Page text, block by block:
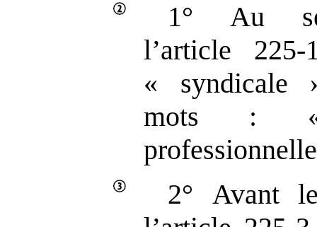
1° Au
l’article
« syndicale
mots : «
2° Avant